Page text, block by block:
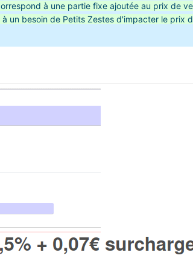
à une partie fixe ajoutée au prix de
un besoin de Petits Zestes d'impacter le prix